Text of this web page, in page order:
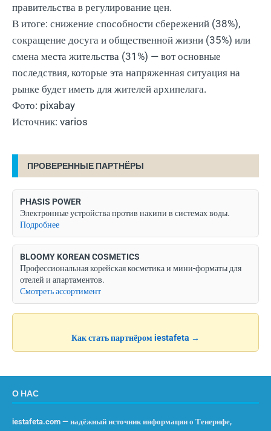
правительства в регулирование цен.
В итоге: снижение способности сбережений (38%),
сокращение досуга и общественной жизни (35%) или
смена места жительства (31%) — вот основные
последствия, которые эта напряженная ситуация на
рынке будет иметь для жителей архипелага.
Фото: pixabay
Источник: varios
ПРОВЕРЕННЫЕ ПАРТНЁРЫ
PHASIS POWER
Электронные устройства против накипи в системах воды.
Подробнее
BLOOMY KOREAN COSMETICS
Профессиональная корейская косметика и мини-форматы для
отелей и апартаментов.
Смотреть ассортимент
Как стать партнёром iestafeta →
О НАС
iestafeta.com — надёжный источник информации о Тенерифе,